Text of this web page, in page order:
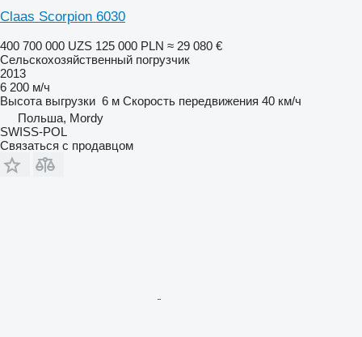
Claas Scorpion 6030
400 700 000 UZS 125 000 PLN ≈ 29 080 €
Сельскохозяйственный погрузчик
2013
6 200 м/ч
Высота выгрузки 6 м Скорость передвижения 40 км/ч
Польша, Mordy
SWISS-POL
Связаться с продавцом